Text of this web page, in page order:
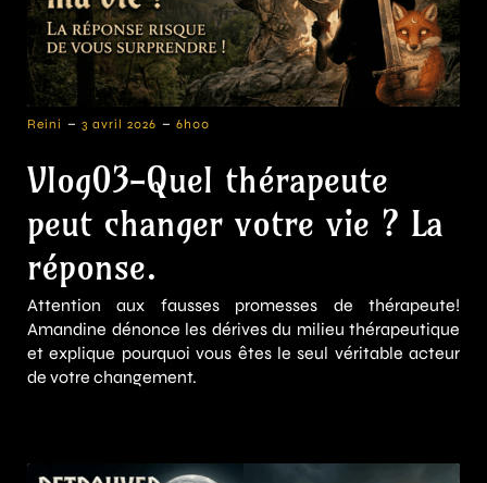
Reini - 3 avril 2026 - 6h00
Vlog03-Quel thérapeute
peut changer votre vie ? La
réponse.
Attention aux fausses promesses de thérapeute!
Amandine dénonce les dérives du milieu thérapeutique
et explique pourquoi vous êtes le seul véritable acteur
de votre changement.